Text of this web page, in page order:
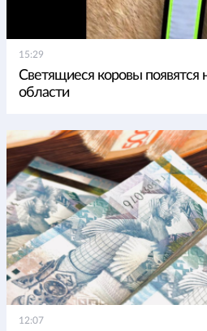
15:29
Светящиеся коровы появятся
области
12:07